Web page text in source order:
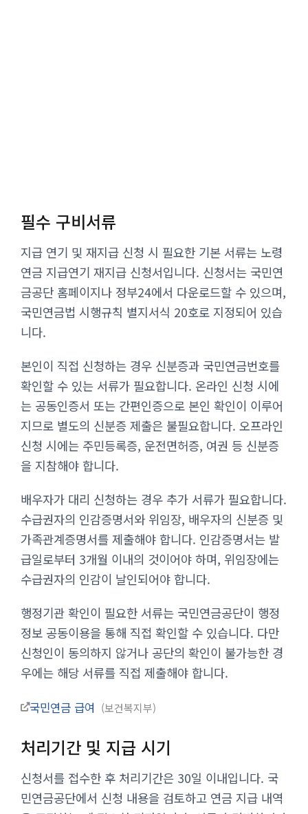
필수 구비서류
지급 연기 및 재지급 신청 시 필요한 기본 서류는 노령
연금 지급연기 재지급 신청서입니다. 신청서는 국민연
금공단 홈페이지나 정부24에서 다운로드할 수 있으며,
국민연금법 시행규칙 별지서식 20호로 지정되어 있습
니다.
본인이 직접 신청하는 경우 신분증과 국민연금번호를
확인할 수 있는 서류가 필요합니다. 온라인 신청 시에
는 공동인증서 또는 간편인증으로 본인 확인이 이루어
지므로 별도의 신분증 제출은 불필요합니다. 오프라인
신청 시에는 주민등록증, 운전면허증, 여권 등 신분증
을 지참해야 합니다.
배우자가 대리 신청하는 경우 추가 서류가 필요합니다.
수급권자의 인감증명서와 위임장, 배우자의 신분증 및
가족관계증명서를 제출해야 합니다. 인감증명서는 발
급일로부터 3개월 이내의 것이어야 하며, 위임장에는
수급권자의 인감이 날인되어야 합니다.
행정기관 확인이 필요한 서류는 국민연금공단이 행정
정보 공동이용을 통해 직접 확인할 수 있습니다. 다만
신청인이 동의하지 않거나 공단의 확인이 불가능한 경
우에는 해당 서류를 직접 제출해야 합니다.
국민연금 급여 보건복지부
처리기간 및 지급 시기
신청서를 접수한 후 처리기간은 30일 이내입니다. 국
민연금공단에서 신청 내용을 검토하고 연금 지급 내역